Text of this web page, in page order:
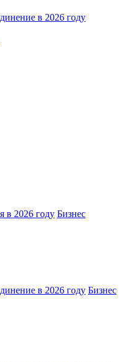
в 2026 году
в 2026 году Бизнес
в 2026 году Бизнес